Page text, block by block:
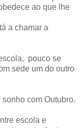
ao que lhe
a chamar a
pouco se
sede um do outro
com Outubro.
escola e